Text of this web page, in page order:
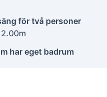
för två personer
har eget badrum